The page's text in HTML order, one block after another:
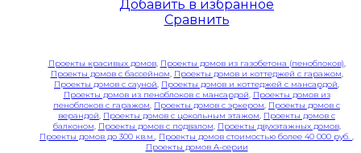
Добавить в избранное
Сравнить
Проекты красивых домов, Проекты домов из газобетона (пеноблоков),
Проекты домов с бассейном, Проекты домов и коттеджей с гаражом,
Проекты домов с сауной, Проекты домов и коттеджей с мансардой,
Проекты домов из пеноблоков с мансардой, Проекты домов из
пеноблоков с гаражом, Проекты домов с эркером, Проекты домов с
верандой, Проекты домов с цокольным этажом, Проекты домов с
балконом, Проекты домов с подвалом, Проекты двухэтажных домов,
Проекты домов до 300 кв.м., Проекты домов стоимостью более 40 000 руб. ,
Проекты домов A-серии